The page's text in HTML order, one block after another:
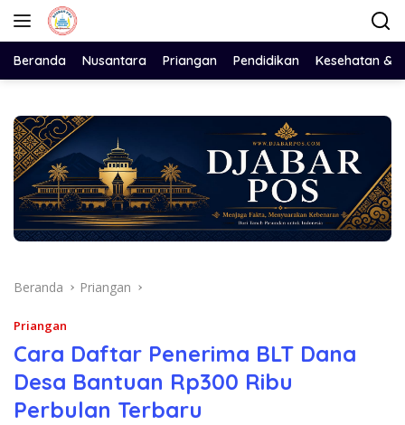
Langsung
Beranda Nusantara Priangan Pendidikan Kesehatan &
Beranda Priangan
Priangan
Cara Daftar Penerima BLT Dana
Desa Bantuan Rp300 Ribu
Perbulan Terbaru